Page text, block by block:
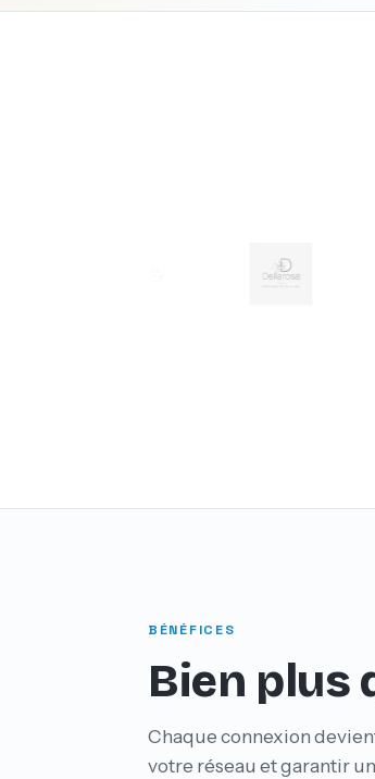
BÉNÉFICES
Bien plus
Chaque connexion
votre réseau et garantir